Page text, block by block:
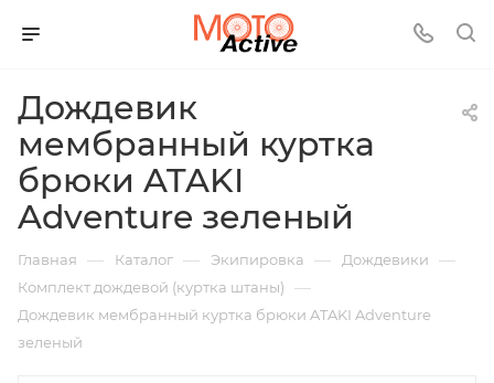
Дождевик
мембранный куртка
брюки ATAKI
Adventure зеленый
Главная — Каталог — Экипировка — Дождевики —
Комплект дождевой (куртка штаны) —
Дождевик мембранный куртка брюки ATAKI Adventure
зеленый